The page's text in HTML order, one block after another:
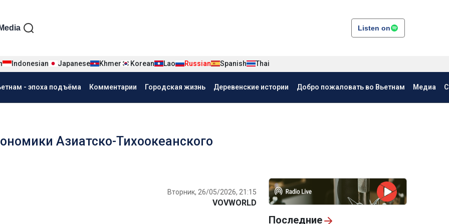
tiếng Nga
Media Listen on
Indonesian Japanese Khmer Korean Lao Russian Spanish Thai
- эпоха подъёма Комментарии Городская жизнь Деревенские истории Добро пожаловать во Вьетнам Медиа
Азиатско-Тихоокеанского
Вторник, 26/05/2026, 21:15
VOVWORLD
Последние